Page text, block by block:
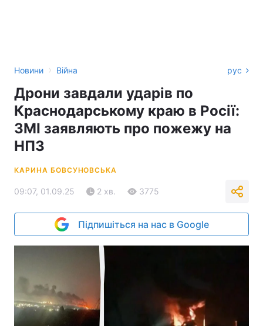
Новини › Війна рус
Дрони завдали ударів по
Краснодарському краю в Росії:
ЗМІ заявляють про пожежу на
НПЗ
КАРИНА БОВСУНОВСЬКА
09:07, 01.09.25 2 хв. 3775
Підпишіться на нас в Google